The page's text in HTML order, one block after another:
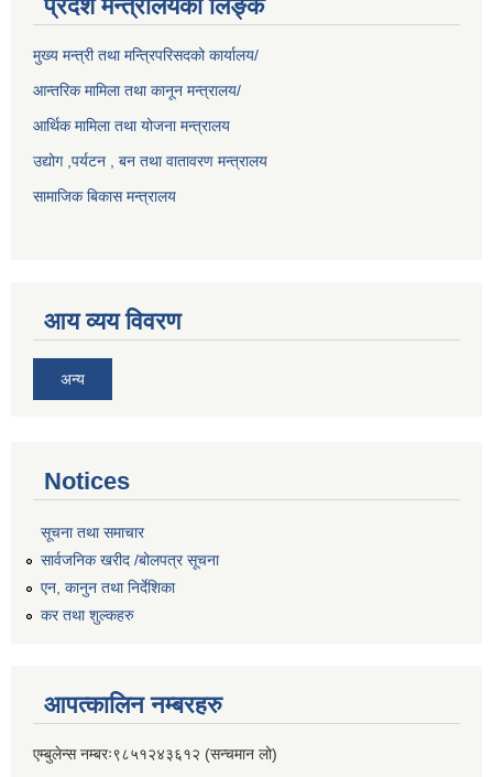
प्रदेश मन्त्रालयको लिङ्क
मुख्य मन्त्री तथा मन्त्रिपरिसदको कार्यालय/
आन्तरिक मामिला तथा कानून मन्त्रालय/
आर्थिक मामिला तथा योजना मन्त्रालय
उद्योग ,पर्यटन , बन तथा वातावरण मन्त्रालय
सामाजिक बिकास मन्त्रालय
आय व्यय विवरण
अन्य
Notices
सूचना तथा समाचार
सार्वजनिक खरीद /बोलपत्र सूचना
एन, कानुन तथा निर्देशिका
कर तथा शुल्कहरु
आपत्कालिन नम्बरहरु
एम्बुलेन्स नम्बरः९८५१२४३६१२ (सन्चमान लो)